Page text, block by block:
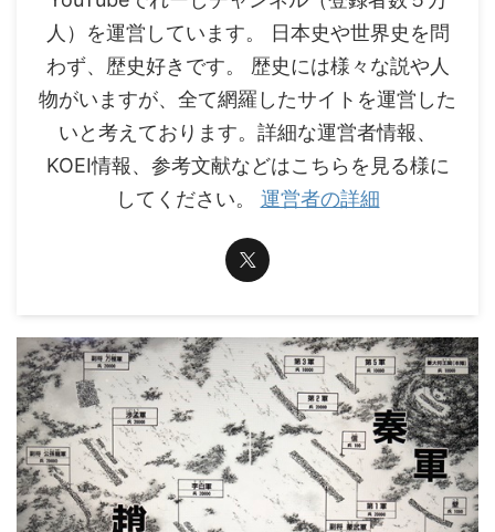
人）を運営しています。 日本史や世界史を問
わず、歴史好きです。 歴史には様々な説や人
物がいますが、全て網羅したサイトを運営した
いと考えております。詳細な運営者情報、
KOEI情報、参考文献などはこちらを見る様に
してください。 運営者の詳細